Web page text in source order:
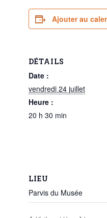
Ajouter au
DÉTAILS
Date :
vendredi 24 juillet
Heure :
20 h 30 min
LIEU
Parvis du Musée